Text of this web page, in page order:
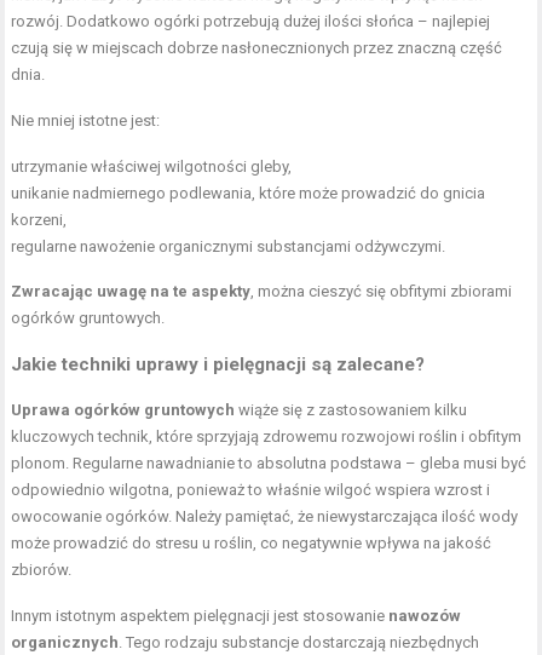
rozwój. Dodatkowo ogórki potrzebują dużej ilości słońca – najlepiej
czują się w miejscach dobrze nasłonecznionych przez znaczną część
dnia.
Nie mniej istotne jest:
utrzymanie właściwej wilgotności gleby,
unikanie nadmiernego podlewania, które może prowadzić do gnicia
korzeni,
regularne nawożenie organicznymi substancjami odżywczymi.
Zwracając uwagę na te aspekty, można cieszyć się obfitymi zbiorami
ogórków gruntowych.
Jakie techniki uprawy i pielęgnacji są zalecane?
Uprawa ogórków gruntowych wiąże się z zastosowaniem kilku
kluczowych technik, które sprzyjają zdrowemu rozwojowi roślin i obfitym
plonom. Regularne nawadnianie to absolutna podstawa – gleba musi być
odpowiednio wilgotna, ponieważ to właśnie wilgoć wspiera wzrost i
owocowanie ogórków. Należy pamiętać, że niewystarczająca ilość wody
może prowadzić do stresu u roślin, co negatywnie wpływa na jakość
zbiorów.
Innym istotnym aspektem pielęgnacji jest stosowanie nawozów
organicznych. Tego rodzaju substancje dostarczają niezbędnych